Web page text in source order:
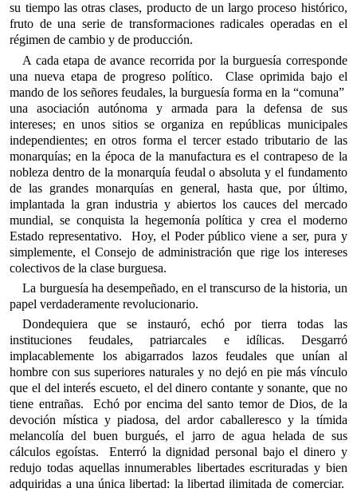
su tiempo las otras clases, producto de un largo proceso histórico,
fruto de una serie de transformaciones radicales operadas en el
régimen de cambio y de producción.
A cada etapa de avance recorrida por la burguesía corresponde
una nueva etapa de progreso político. Clase oprimida bajo el
mando de los señores feudales, la burguesía forma en la “comuna”
una asociación autónoma y armada para la defensa de sus
intereses; en unos sitios se organiza en repúblicas municipales
independientes; en otros forma el tercer estado tributario de las
monarquías; en la época de la manufactura es el contrapeso de la
nobleza dentro de la monarquía feudal o absoluta y el fundamento
de las grandes monarquías en general, hasta que, por último,
implantada la gran industria y abiertos los cauces del mercado
mundial, se conquista la hegemonía política y crea el moderno
Estado representativo. Hoy, el Poder público viene a ser, pura y
simplemente, el Consejo de administración que rige los intereses
colectivos de la clase burguesa.
La burguesía ha desempeñado, en el transcurso de la historia, un
papel verdaderamente revolucionario.
Dondequiera que se instauró, echó por tierra todas las
instituciones feudales, patriarcales e idílicas. Desgarró
implacablemente los abigarrados lazos feudales que unían al
hombre con sus superiores naturales y no dejó en pie más vínculo
que el del interés escueto, el del dinero contante y sonante, que no
tiene entrañas. Echó por encima del santo temor de Dios, de la
devoción mística y piadosa, del ardor caballeresco y la tímida
melancolía del buen burgués, el jarro de agua helada de sus
cálculos egoístas. Enterró la dignidad personal bajo el dinero y
redujo todas aquellas innumerables libertades escrituradas y bien
adquiridas a una única libertad: la libertad ilimitada de comerciar.